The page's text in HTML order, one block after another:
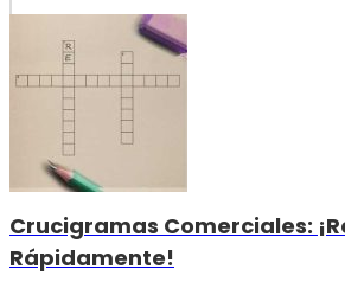
Crucigramas Comerciales:
Rápidamente!